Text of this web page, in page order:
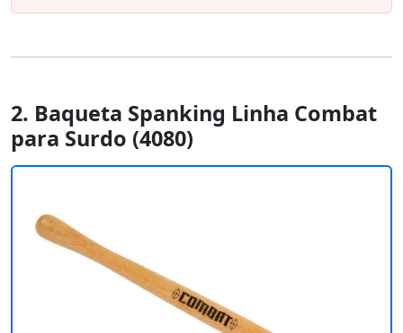
2. Baqueta Spanking Linha Combat
para Surdo (4080)